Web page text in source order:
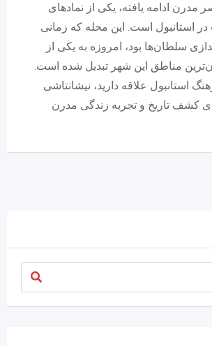
مدرن ادامه یافته، یکی از نمادهای
استانبول است. این محله که زمانی
سلطان‌ها بود، امروزه به یکی از
مناطق این شهر تبدیل شده است.
استانبول علاقه دارید، نیشانتاشی
کشف تاریخ و تجربه زندگی مدرن